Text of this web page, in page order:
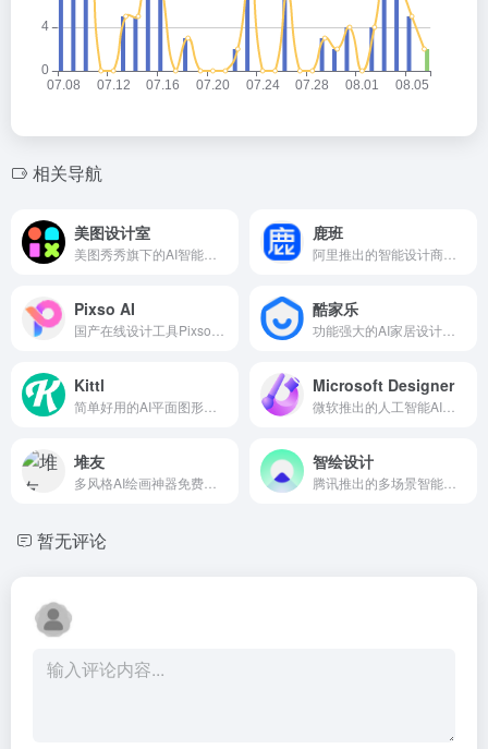
相关导航
美图设计室 鹿班
Pixso AI 酷家乐
Kittl Microsoft Designer
堆友 智绘设计
暂无评论